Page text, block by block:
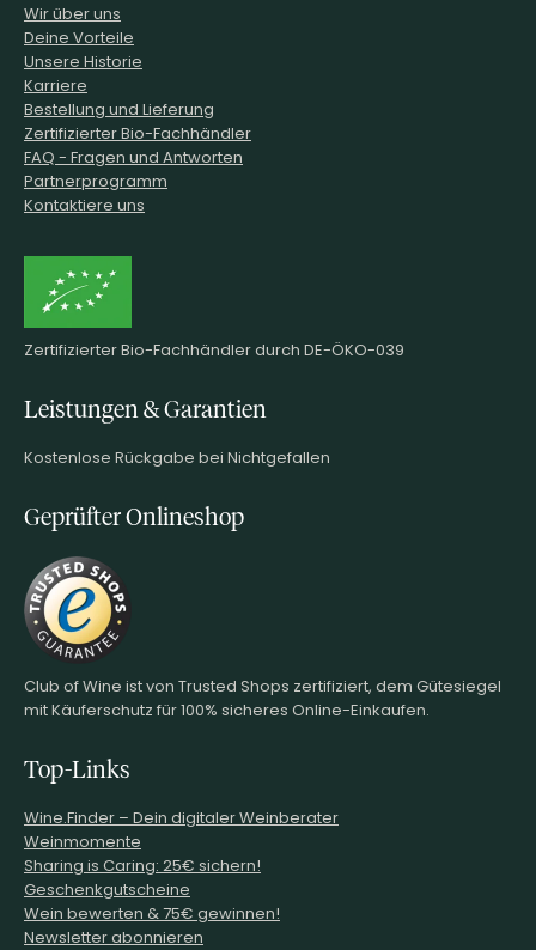
Wir über uns
Deine Vorteile
Unsere Historie
Karriere
Bestellung und Lieferung
Zertifizierter Bio-Fachhändler
FAQ - Fragen und Antworten
Partnerprogramm
Kontaktiere uns
Zertifizierter Bio-Fachhändler durch DE-ÖKO-039
Leistungen & Garantien
Kostenlose Rückgabe bei Nichtgefallen
Geprüfter Onlineshop
Club of Wine ist von Trusted Shops zertifiziert, dem Gütesiegel
mit Käuferschutz für 100% sicheres Online-Einkaufen.
Top-Links
Wine.Finder – Dein digitaler Weinberater
Weinmomente
Sharing is Caring: 25€ sichern!
Geschenkgutscheine
Wein bewerten & 75€ gewinnen!
Newsletter abonnieren